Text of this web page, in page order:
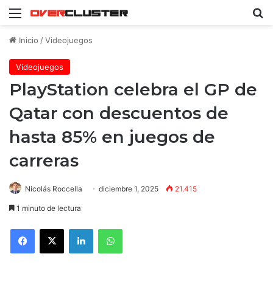
Menú
Inicio /Videojuegos
Videojuegos
PlayStation celebra el GP de
Qatar con descuentos de
hasta 85% en juegos de
carreras
Nicolás Roccella diciembre 1, 2025 21.415
1 minuto de lectura
Facebook
X LinkedInWhatsApp